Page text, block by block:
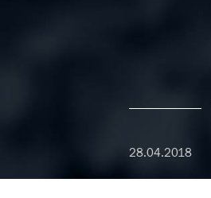
28.04.2018